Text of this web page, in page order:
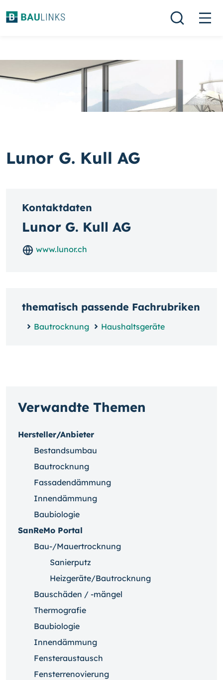
Lunor G. Kull AG
Kontaktdaten
Lunor G. Kull AG
www.lunor.ch
thematisch passende Fachrubriken
Bautrocknung Haushaltsgeräte
Verwandte Themen
Hersteller/Anbieter
Bestandsumbau
Bautrocknung
Fassadendämmung
Innendämmung
Baubiologie
SanReMo Portal
Bau-/Mauertrocknung
Sanierputz
Heizgeräte/Bautrocknung
Bauschäden / -mängel
Thermografie
Baubiologie
Innendämmung
Fensteraustausch
Fensterrenovierung